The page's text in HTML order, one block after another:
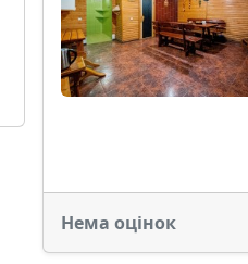
Нема оцінок